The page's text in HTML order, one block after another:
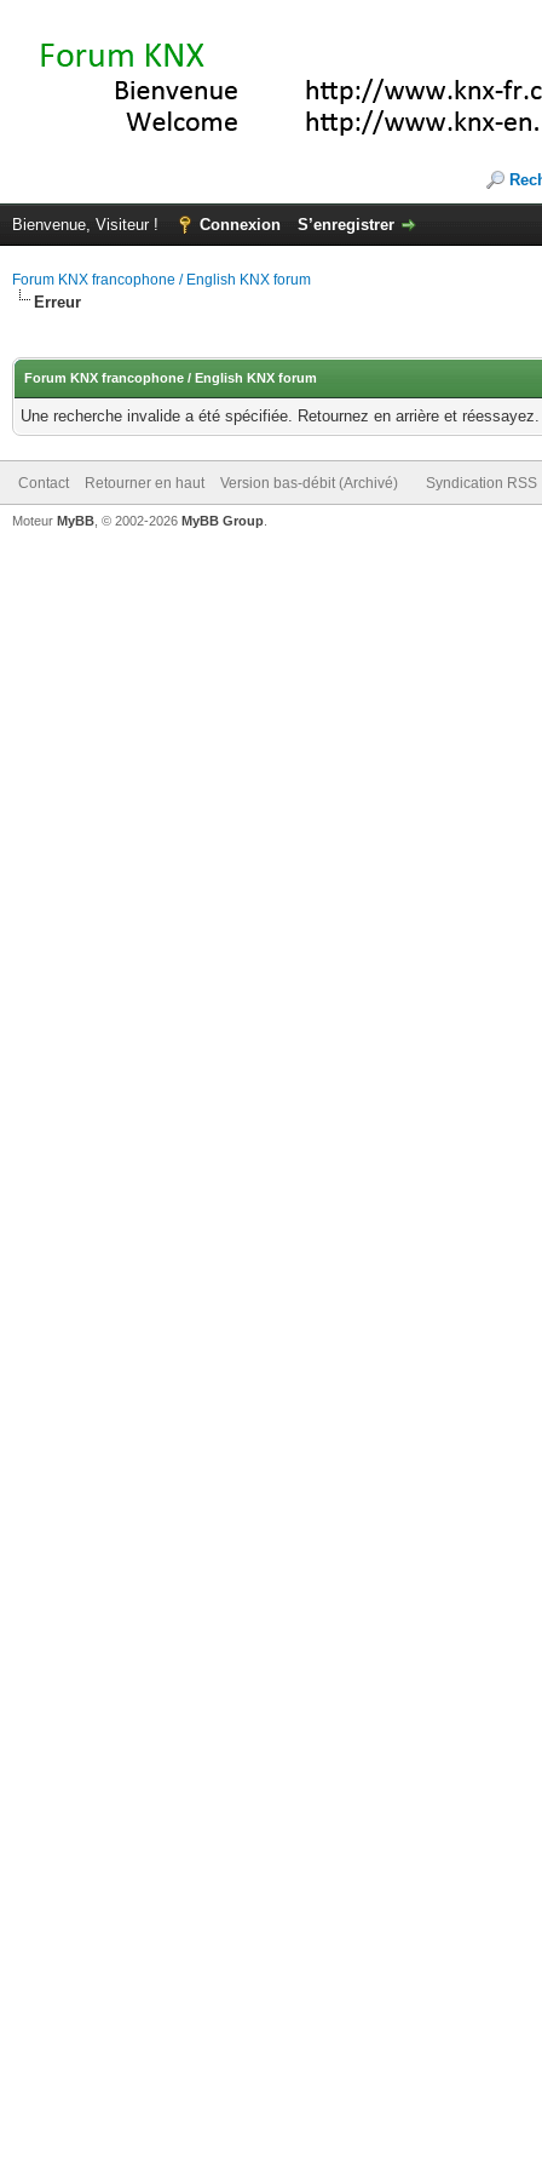
Bienvenue, Visiteur ! Connexion S’enregistrer
Forum KNX francophone / English KNX forum
Erreur
Forum KNX francophone / English KNX forum
Une recherche invalide a été spécifiée. Retournez en arrière et réessayez.
Contact Retourner en haut Version bas-débit (Archivé) Syndication RSS
Moteur MyBB , © 2002-2026 MyBB Group